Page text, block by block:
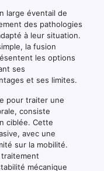
large éventail de
des pathologies
à leur situation.
la fusion
les options
ses
et ses limites.
pour traiter une
consiste
ciblée. Cette
avec une
sur la mobilité.
mécanique